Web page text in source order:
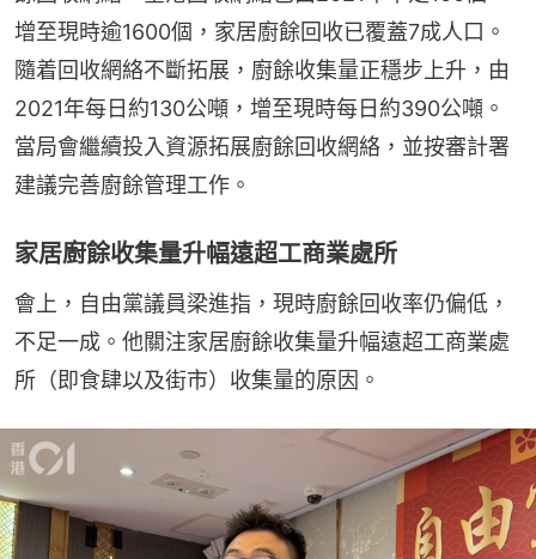
增至現時逾1600個，家居廚餘回收已覆蓋7成人口。
隨着回收網絡不斷拓展，廚餘收集量正穩步上升，由
2021年每日約130公噸，增至現時每日約390公噸。
當局會繼續投入資源拓展廚餘回收網絡，並按審計署
建議完善廚餘管理工作。
家居廚餘收集量升幅遠超工商業處所
會上，自由黨議員梁進指，現時廚餘回收率仍偏低，
不足一成。他關注家居廚餘收集量升幅遠超工商業處
所（即食肆以及街市）收集量的原因。